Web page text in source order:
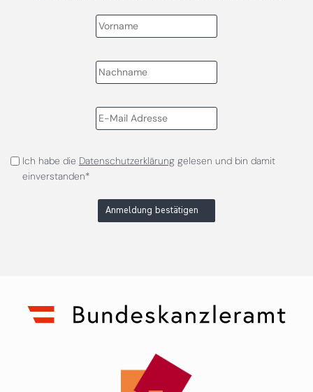
Ich habe die Datenschutzerklärunggelesen und bin damit
einverstanden*
Anmeldung bestätigen